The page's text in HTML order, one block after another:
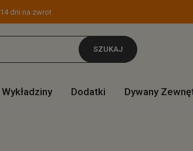
14 dni na zwrot
SZUKAJ
Wykładziny Dodatki Dywany